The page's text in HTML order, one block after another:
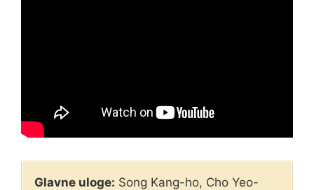
Glavne uloge: Song Kang-ho, Cho Yeo-